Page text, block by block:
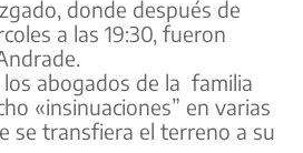
donde después de
a las 19:30, fueron
abogados de la familia
«insinuaciones” en varias
se transfiera el terreno a su